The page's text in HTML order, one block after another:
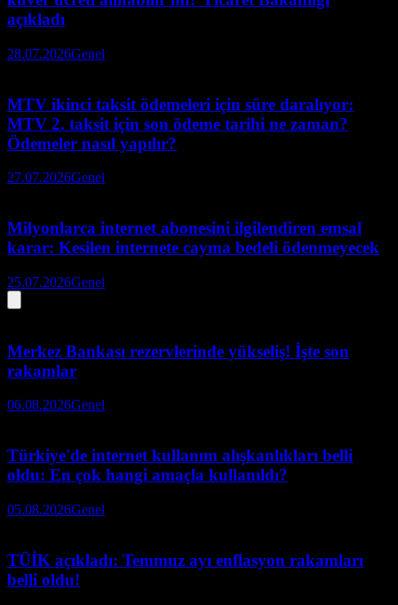
açıkladı
28.07.2026Genel
MTV ikinci taksit ödemeleri için süre daralıyor:
MTV 2. taksit için son ödeme tarihi ne zaman?
Ödemeler nasıl yapılır?
27.07.2026Genel
Milyonlarca internet abonesini ilgilendiren emsal
karar: Kesilen internete cayma bedeli ödenmeyecek
25.07.2026Genel
Merkez Bankası rezervlerinde yükseliş! İşte son
rakamlar
06.08.2026Genel
Türkiye'de internet kullanım alışkanlıkları belli
oldu: En çok hangi amaçla kullanıldı?
05.08.2026Genel
TÜİK açıkladı: Temmuz ayı enflasyon rakamları
belli oldu!